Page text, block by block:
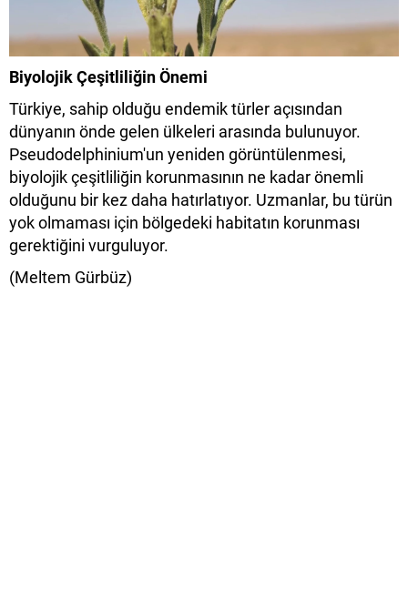
Biyolojik Çeşitliliğin Önemi
Türkiye, sahip olduğu endemik türler açısından
dünyanın önde gelen ülkeleri arasında bulunuyor.
Pseudodelphinium'un yeniden görüntülenmesi,
biyolojik çeşitliliğin korunmasının ne kadar önemli
olduğunu bir kez daha hatırlatıyor. Uzmanlar, bu türün
yok olmaması için bölgedeki habitatın korunması
gerektiğini vurguluyor.
(Meltem Gürbüz)